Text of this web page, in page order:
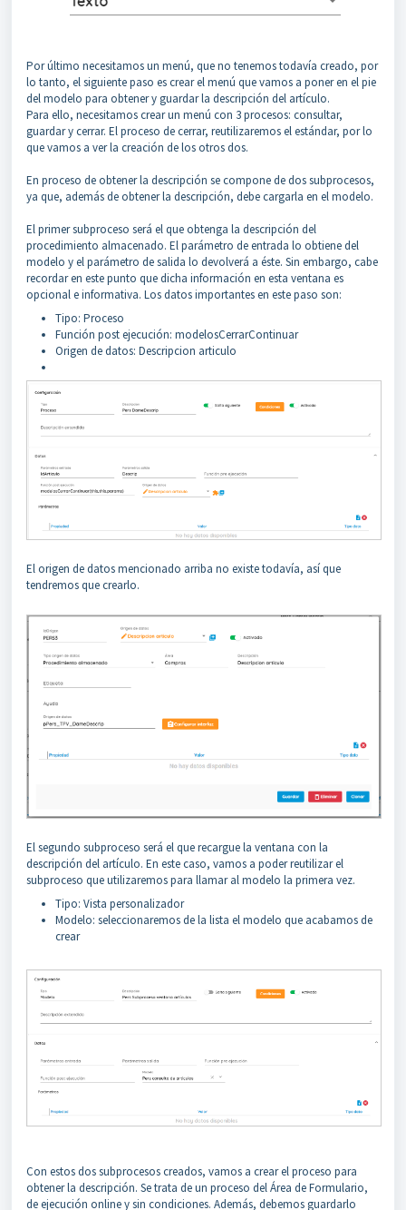
Por último necesitamos un menú, que no tenemos todavía creado, por
lo tanto, el siguiente paso es crear el menú que vamos a poner en el pie
del modelo para obtener y guardar la descripción del artículo.
Para ello, necesitamos crear un menú con 3 procesos: consultar,
guardar y cerrar. El proceso de cerrar, reutilizaremos el estándar, por lo
que vamos a ver la creación de los otros dos.
En proceso de obtener la descripción se compone de dos subprocesos,
ya que, además de obtener la descripción, debe cargarla en el modelo.
El primer subproceso será el que obtenga la descripción del
procedimiento almacenado. El parámetro de entrada lo obtiene del
modelo y el parámetro de salida lo devolverá a éste. Sin embargo, cabe
recordar en este punto que dicha información en esta ventana es
opcional e informativa. Los datos importantes en este paso son:
Tipo: Proceso
Función post ejecución: modelosCerrarContinuar
Origen de datos: Descripcion articulo
El origen de datos mencionado arriba no existe todavía, así que
tendremos que crearlo.
El segundo subproceso será el que recargue la ventana con la
descripción del artículo. En este caso, vamos a poder reutilizar el
subproceso que utilizaremos para llamar al modelo la primera vez.
Tipo: Vista personalizador
Modelo: seleccionaremos de la lista el modelo que acabamos de
crear
Con estos dos subprocesos creados, vamos a crear el proceso para
obtener la descripción. Se trata de un proceso del Área de Formulario,
de ejecución online y sin condiciones. Además, debemos guardarlo